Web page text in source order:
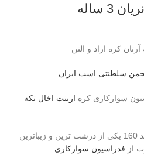
ساله
کره اراد و التن
سلطنتی اسب ایران
سوارکاری کره اربنت اخال تکه
این کره نریان در سن 3 سالگی با قد 160 یکی از درشت ترین و زیباترین
از فدراسیون سوارکاری